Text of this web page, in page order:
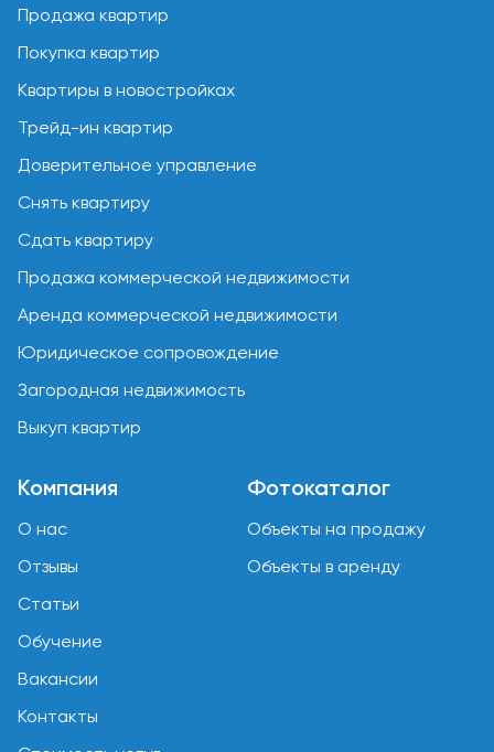
Продажа квартир
Покупка квартир
Квартиры в новостройках
Трейд-ин квартир
Доверительное управление
Снять квартиру
Сдать квартиру
Продажа коммерческой недвижимости
Аренда коммерческой недвижимости
Юридическое сопровождение
Загородная недвижимость
Выкуп квартир
Компания
О нас
Отзывы
Статьи
Обучение
Вакансии
Контакты
Фотокаталог
Объекты на продажу
Объекты в аренду